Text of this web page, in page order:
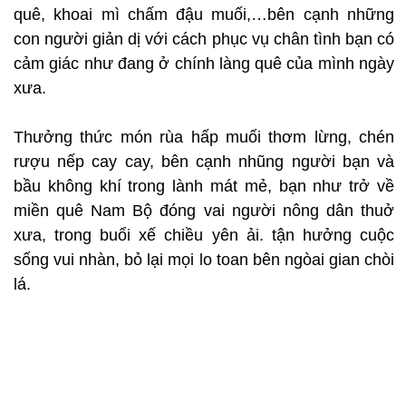
quê, khoai mì chấm đậu muối,…bên cạnh những
con người giản dị với cách phục vụ chân tình bạn có
cảm giác như đang ở chính làng quê của mình ngày
xưa.
Thưởng thức món rùa hấp muối thơm lừng, chén
rượu nếp cay cay, bên cạnh nhũng người bạn và
bầu không khí trong lành mát mẻ, bạn như trở về
miền quê Nam Bộ đóng vai người nông dân thuở
xưa, trong buổi xế chiều yên ải. tận hưởng cuộc
sống vui nhàn, bỏ lại mọi lo toan bên ngòai gian chòi
lá.